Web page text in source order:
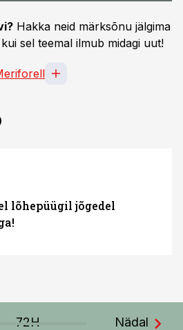
Hakka neid märksõnu jälgima
sel teemal ilmub midagi uut!
lõhepüügil jõgedel
72H Nädal